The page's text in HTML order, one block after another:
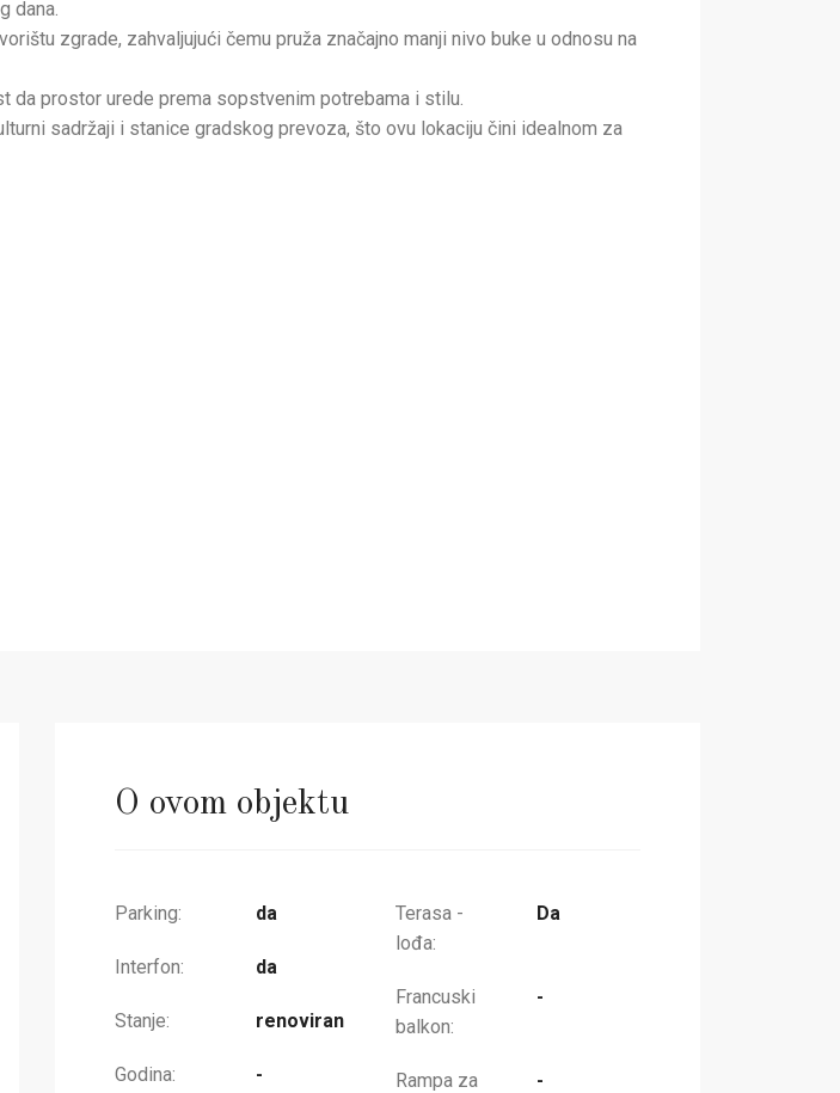
dana.
zgrade, zahvaljujući čemu pruža značajno manji nivo buke u odnosu na
da prostor urede prema sopstvenim potrebama i stilu.
sadržaji i stanice gradskog prevoza, što ovu lokaciju čini idealnom za
O ovom objektu
Parking: da
Interfon: da
Stanje: renoviran
Godina: -
Terasa -
lođa:
Da
Francuski
balkon:
-
Rampa za
-